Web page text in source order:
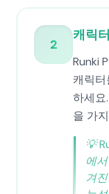
2
캐릭
Runki
캐릭
하세요
을 가
💡
에
겨